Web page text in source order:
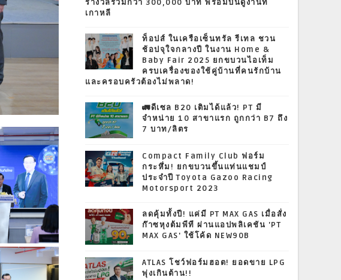
รางวัลรวมกว่า 300,000 บาท พร้อมบินดูงานที่
เกาหลี
ท็อปส์ ในเครือเซ็นทรัล รีเทล ชวน
ช้อปจุใจกลางปี ในงาน Home &
Baby Fair 2025 ยกขบวนไอเท็ม
ครบเครื่องของใช้คู่บ้านที่คนรักบ้าน
และครอบครัวต้องไม่พลาด!
🚛ดีเซล B20 เติมได้แล้ว! PT มี
จำหน่าย 10 สาขาแรก ถูกกว่า B7 ถึง
7 บาท/ลิตร
Compact Family Club ฟอร์ม
กระหึ่ม! ยกขบวนขึ้นแท่นแชมป์
ประจำปี Toyota Gazoo Racing
Motorsport 2023
ลดคุ้มทั้งปี! แค่มี PT MAX GAS เมื่อสั่ง
ก๊าซหุงต้มพีที ผ่านแอปพลิเคชัน 'PT
MAX GAS' ใช้โค้ด NEW90B
ATLAS โชว์ฟอร์มฮอต! ยอดขาย LPG
พุ่งเกินต้าน!!